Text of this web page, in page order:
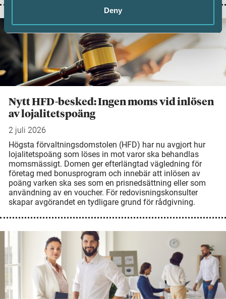
Deny
Nytt HFD-besked: Ingen moms vid inlösen
av lojalitetspoäng
2 juli 2026
Högsta förvaltningsdomstolen (HFD) har nu avgjort hur
lojalitetspoäng som löses in mot varor ska behandlas
momsmässigt. Domen ger efterlängtad vägledning för
företag med bonusprogram och innebär att inlösen av
poäng varken ska ses som en prisnedsättning eller som
användning av en voucher. För redovisningskonsulter
skapar avgörandet en tydligare grund för rådgivning.